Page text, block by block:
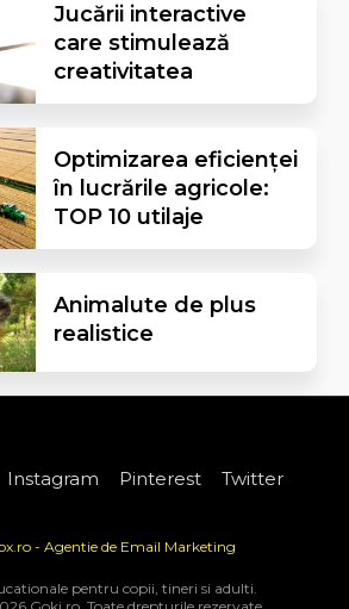
Jucării interactive
care stimulează
creativitatea
Optimizarea eficienței
în lucrările agricole:
TOP 10 utilaje
Animalute de plus
realistice
Instagram Pinterest Twitter
- Agentie de Email Marketing
pentru copii, tineri si adulti.